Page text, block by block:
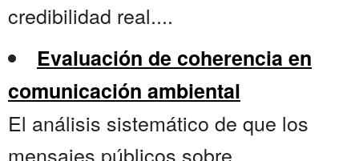
credibilidad real....
Evaluación de coherencia en
comunicación ambiental
El análisis sistemático de que los
mensajes públicos sobre